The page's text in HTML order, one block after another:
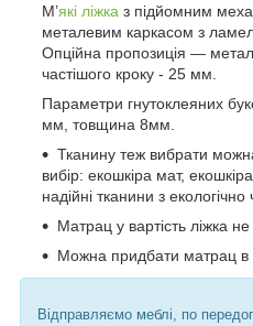
М’які ліжка з підйомним
металевим каркасом з
Опційна пропозиція —
частішого кроку - 25 мм.
Параметри гнутоклеяних
мм, товщина 8мм.
Тканину теж вибрати
вибір: екошкіра мат,
надійні тканини з
Матрац у вартість ліжка
Можна придбати матрац в
Відправляємо меблі, по